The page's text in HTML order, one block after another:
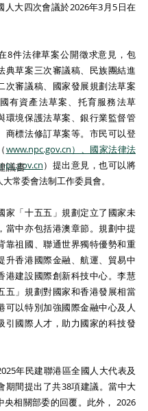
議書
人大四次會議於2026年3月5日在
8件法律草案公開徵求意見，包
典草案三次審議稿、民族團結進
次審議稿、國家發展規劃法草案
有資產法草案、托育服務法草
環境保護法草案、銀行業監督管
商標法修訂草案等。市民可以登
www.npc.gov.cn）、國家法律法
）提出意見，也可以將
常委會法制工作委員會。
家「十五五」規劃定立了國家未
當中亦包括港澳章節。規劃中提
靠祖國、聯通世界獨特優勢和重
升香港國際金融、航運、貿易中
港建設國際創新科技中心。李慧
五」規劃對國家和香港發展相當
可以特別加強國際金融中心及人
引國際人才，助力國家的科技發
年民建聯港區全國人大代表及
期間提出了共38項建議。當中大
央相關部委的回覆。此外， 2026